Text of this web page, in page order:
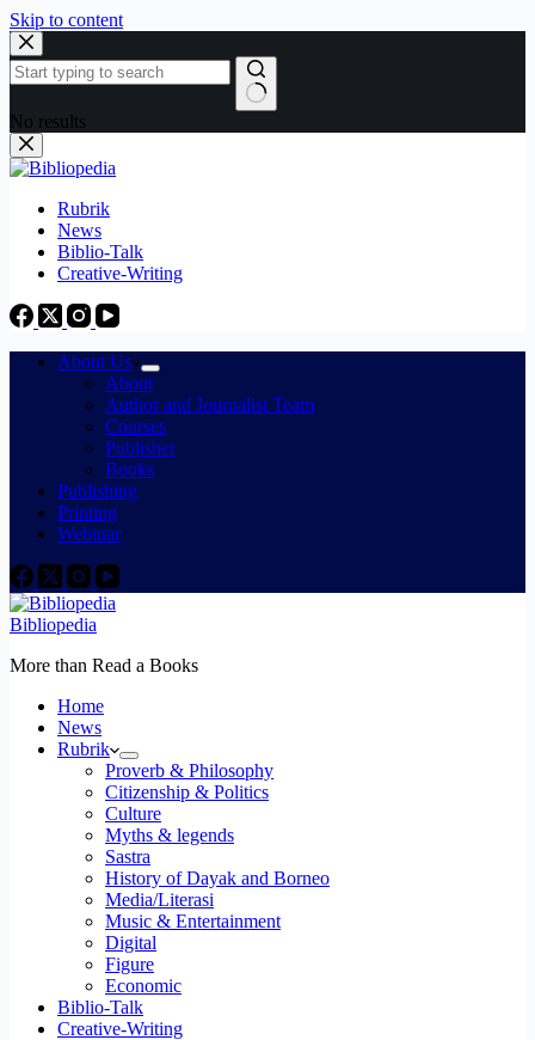
Skip to content
No results
Rubrik
News
Biblio-Talk
Creative-Writing
About Us
About
Author and Journalist Team
Courses
Publisher
Books
Publishing
Printing
Webinar
Bibliopedia
More than Read a Books
Home
News
Rubrik
Proverb & Philosophy
Citizenship & Politics
Culture
Myths & legends
Sastra
History of Dayak and Borneo
Media/Literasi
Music & Entertainment
Digital
Figure
Economic
Biblio-Talk
Creative-Writing